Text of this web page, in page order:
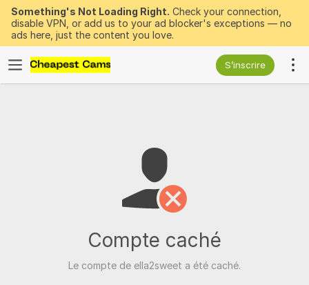
Something's Not Loading Right. Check your connection,
disable VPN, or add us to your ad blocker's exceptions — no
ads here, just the content you love.
S’inscrire
Compte caché
Le compte de ella2sweet a été caché.